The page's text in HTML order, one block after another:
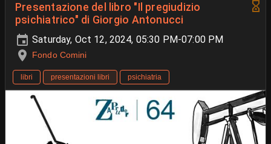
Presentazione del libro "Il pregiudizio
psichiatrico" di Giorgio Antonucci
Saturday, Oct 12, 2024, 05:30 PM-07:00 PM
Fondo Comini
libri presentazioni libri psichiatria